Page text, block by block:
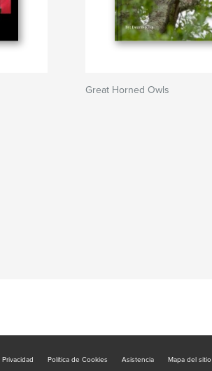
Great Horned Owls
Política de Cookies Asistencia Mapa del sitio